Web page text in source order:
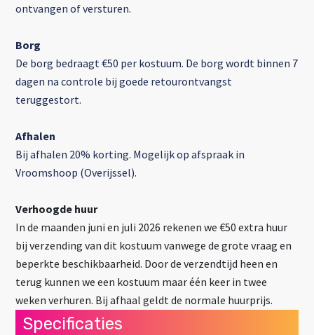
ontvangen of versturen.
Borg
De borg bedraagt €50 per kostuum. De borg wordt binnen 7
dagen na controle bij goede retourontvangst
teruggestort.
Afhalen
Bij afhalen 20% korting. Mogelijk op afspraak in
Vroomshoop (Overijssel).
Verhoogde huur
In de maanden juni en juli 2026 rekenen we €50 extra huur
bij verzending van dit kostuum vanwege de grote vraag en
beperkte beschikbaarheid. Door de verzendtijd heen en
terug kunnen we een kostuum maar één keer in twee
weken verhuren. Bij afhaal geldt de normale huurprijs.
Specificaties